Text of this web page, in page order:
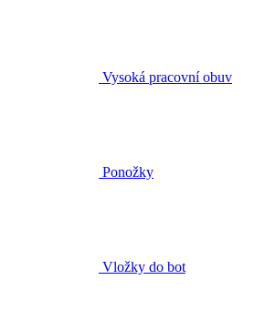
Vysoká pracovní obuv
Ponožky
Vložky do bot